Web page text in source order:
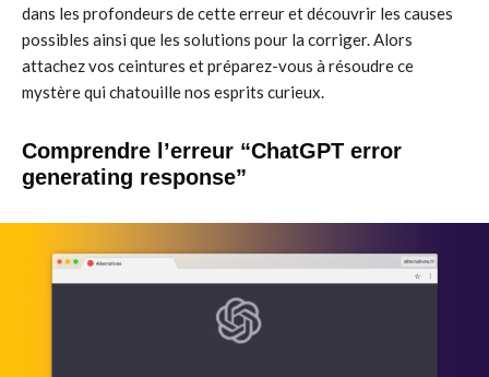
dans les profondeurs de cette erreur et découvrir les causes
possibles ainsi que les solutions pour la corriger. Alors
attachez vos ceintures et préparez-vous à résoudre ce
mystère qui chatouille nos esprits curieux.
Comprendre l’erreur “ChatGPT error
generating response”